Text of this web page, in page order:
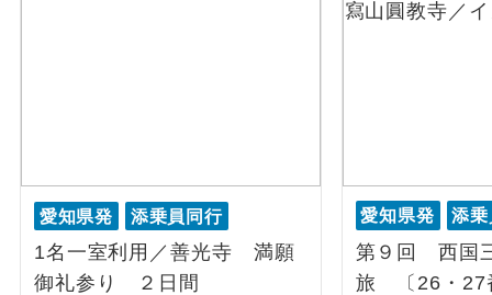
愛知県発 添乗員同行
1名一室利用／善光寺 満願
御礼参り ２日間
愛知県発 添
第９回 西国
旅 〔26・